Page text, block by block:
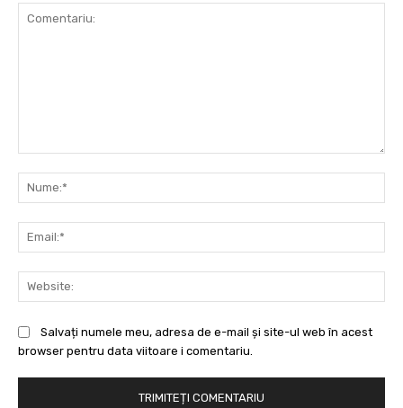
Salvați numele meu, adresa de e-mail și site-ul web în acest
browser pentru data viitoare i comentariu.